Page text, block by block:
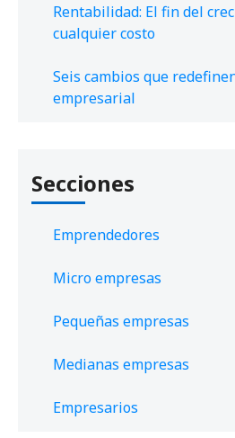
Rentabilidad: El fin del
cualquier costo
Seis cambios que
empresarial
Secciones
Emprendedores
Micro empresas
Pequeñas empresas
Medianas empresas
Empresarios